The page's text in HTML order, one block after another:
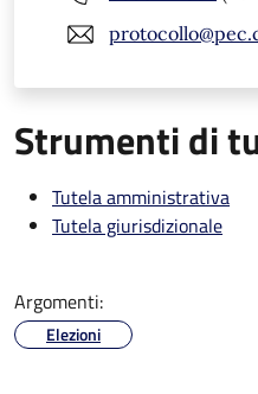
Strumenti di
Tutela amministrativa
Tutela giurisdizionale
Argomenti:
Elezioni